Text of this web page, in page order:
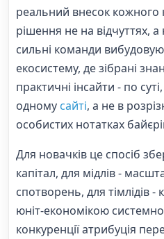
реальний внесок кожного
рішення не на відчуттях,
сильні команди
екосистему, де зібрані
практичні інсайти - по
одному сайті, а не в
особистих нотатках
Для новачків це спосіб
капітал, для мідлів -
спотворень, для тімлідів
юніт-економікою
конкуренції атрибуція